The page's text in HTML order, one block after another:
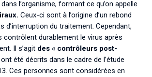
l’organisme, formant ce qu’on appelle
Ceux-ci sont à l’origine d’un rebond
d’interruption du traitement. Cependant,
contrôlent durablement le virus après
Il s’agit des « contrôleurs post-
été décrits dans le cadre de l’étude
Ces personnes sont considérées en